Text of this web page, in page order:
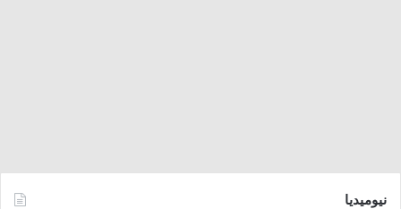
نيوميديا